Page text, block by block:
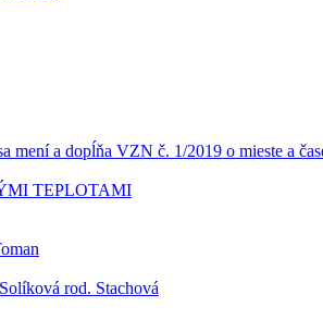
mení a dopĺňa VZN č. 1/2019 o mieste a
TEPLOTAMI
rod. Stachová